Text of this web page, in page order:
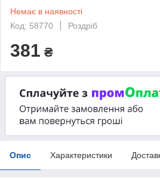
Немає в наявності
Код: 58770
Роздріб
381 ₴
Опис Характеристики